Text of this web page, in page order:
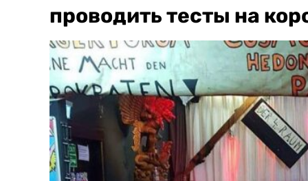
проводить тесты на